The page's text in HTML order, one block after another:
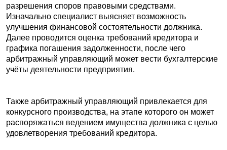
разрешения споров правовыми средствами.
Изначально специалист выясняет возможность
улучшения финансовой состоятельности должника.
Далее проводится оценка требований кредитора и
графика погашения задолженности, после чего
арбитражный управляющий может вести бухгалтерские
учёты деятельности предприятия.
Также арбитражный управляющий привлекается для
конкурсного производства, на этапе которого он может
распоряжаться ведением имущества должника с целью
удовлетворения требований кредитора.